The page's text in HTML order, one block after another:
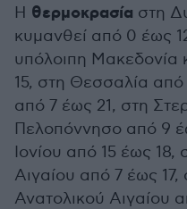
Η θερμοκρασία στη
κυμανθεί από 0 έως
υπόλοιπη Μακεδονία
15, στη Θεσσαλία
από 7 έως 21, στη
Πελοπόννησο από 9
Ιονίου από 15 έως
Αιγαίου από 7 έως 17,
Ανατολικού Αιγαίου